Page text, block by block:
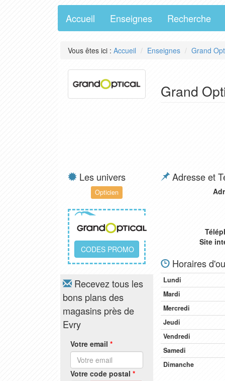
Accueil Enseignes Recherche
Vous êtes ici : Accueil Enseignes Grand
Grand
Les univers
Opticien
CODES PROMO
Recevez tous les
bons plans des
magasins près de
Evry
Votre email *
Votre code postal *
Adresse et
Site
Horaires
Lundi
Mardi
Mercredi
Jeudi
Vendredi
Samedi
Dimanche